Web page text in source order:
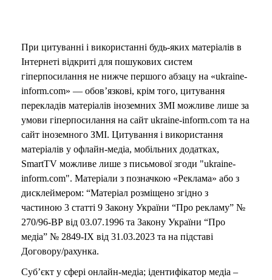
При цитуванні і використанні будь-яких матеріалів в
Інтернеті відкриті для пошукових систем
гіперпосилання не нижче першого абзацу на «ukraine-
inform.com» — обов’язкові, крім того, цитування
перекладів матеріалів іноземних ЗМІ можливе лише за
умови гіперпосилання на сайт ukraine-inform.com та на
сайт іноземного ЗМІ. Цитування і використання
матеріалів у офлайн-медіа, мобільних додатках,
SmartTV можливе лише з письмової згоди "ukraine-
inform.com". Матеріали з позначкою «Реклама» або з
дисклеймером: “Матеріал розміщено згідно з
частиною 3 статті 9 Закону України “Про рекламу” №
270/96-ВР від 03.07.1996 та Закону України “Про
медіа” № 2849-IX від 31.03.2023 та на підставі
Договору/рахунка.
Суб’єкт у сфері онлайн-медіа; ідентифікатор медіа –